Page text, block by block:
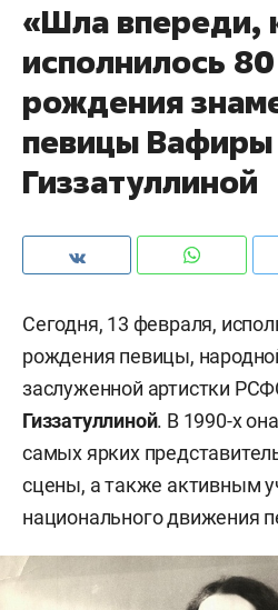
«Шла впереди,
исполнилось
рождения
певицы Вафиры
Гиззатуллиной
Сегодня, 13 февраля,
рождения певицы,
заслуженной артистки
Гиззатуллиной. В 1990-х
самых ярких
сцены, а также активным
национального движения